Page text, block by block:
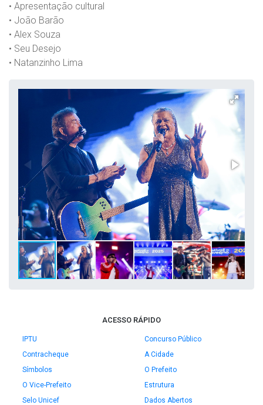
• Apresentação cultural
• João Barão
• Alex Souza
• Seu Desejo
• Natanzinho Lima
ACESSO RÁPIDO
IPTU
Concurso Público
Contracheque
A Cidade
Símbolos
O Prefeito
O Vice-Prefeito
Estrutura
Selo Unicef
Dados Abertos